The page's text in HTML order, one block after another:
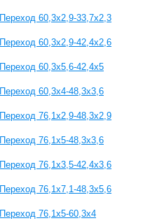
Переход 60,3x2,9-33,7x2,3
Переход 60,3x2,9-42,4x2,6
Переход 60,3x5,6-42,4x5
Переход 60,3x4-48,3x3,6
Переход 76,1x2,9-48,3x2,9
Переход 76,1x5-48,3x3,6
Переход 76,1x3,5-42,4x3,6
Переход 76,1x7,1-48,3x5,6
Переход 76,1x5-60,3x4